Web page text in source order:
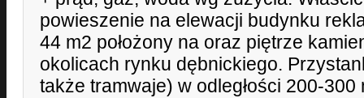
powieszenie na elewacji budynku
44 m2 położony na oraz piętrze
okolicach rynku dębnickiego.
także tramwaje) w odległości 200-300